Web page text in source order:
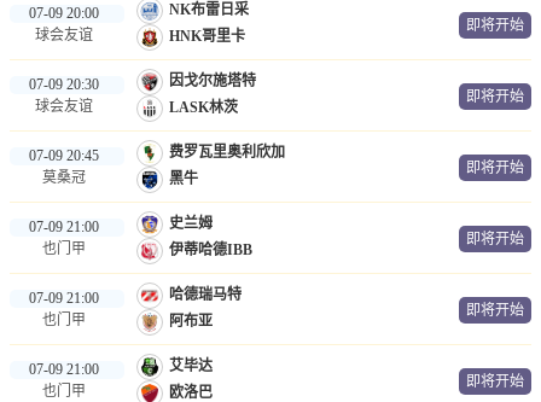
07-09 20:00
球会友谊
NK布雷日采
HNK哥里卡
即将开始
07-09 20:30
球会友谊
因戈尔施塔特
LASK林茨
即将开始
07-09 20:45
莫桑冠
费罗瓦里奥利欣加
黑牛
即将开始
07-09 21:00
也门甲
史兰姆
伊蒂哈德IBB
即将开始
07-09 21:00
也门甲
哈德瑞马特
阿布亚
即将开始
07-09 21:00
也门甲
艾毕达
欧洛巴
即将开始